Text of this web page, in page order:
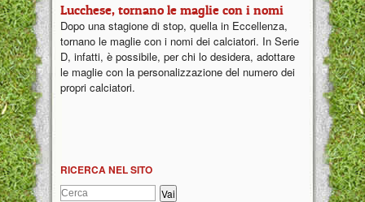
Lucchese, tornano le maglie con i nomi
Dopo una stagione di stop, quella in Eccellenza,
tornano le maglie con i nomi dei calciatori. In Serie
D, infatti, è possibile, per chi lo desidera, adottare
le maglie con la personalizzazione del numero dei
propri calciatori.
RICERCA NEL SITO